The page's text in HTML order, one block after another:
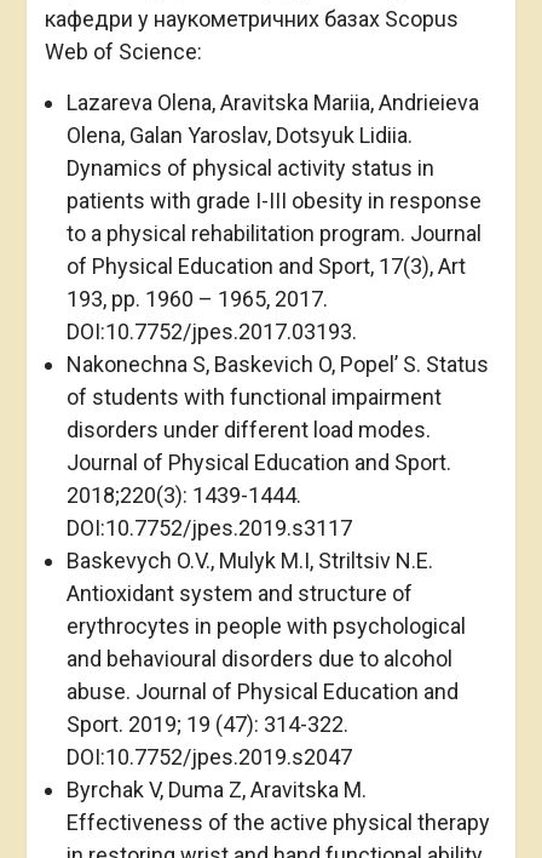
кафедри у наукометричних базах Scopus
Web of Science:
Lazareva Olena, Aravitska Mariia, Andrieieva
Olena, Galan Yaroslav, Dotsyuk Lidiia.
Dynamics of physical activity status in
patients with grade І-ІІІ obesity in response
to a physical rehabilitation program. Journal
of Physical Education and Sport, 17(3), Art
193, pp. 1960 – 1965, 2017.
DOI:10.7752/jpes.2017.03193.
Nakonechna S, Baskevich O, Popel’ S. Status
of students with functional impairment
disorders under different load modes.
Journal of Physical Education and Sport.
2018;220(3): 1439-1444.
DOI:10.7752/jpes.2019.s3117
Baskevych O.V., Mulyk M.I, Striltsiv N.E.
Antioxidant system and structure of
erythrocytes in people with psychological
and behavioural disorders due to alcohol
abuse. Journal of Physical Education and
Sport. 2019; 19 (47): 314-322.
DOI:10.7752/jpes.2019.s2047
Byrchak V, Duma Z, Aravitska M.
Effectiveness of the active physical therapy